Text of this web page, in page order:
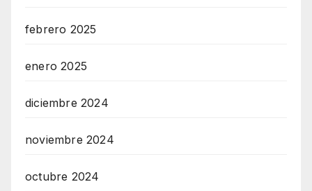
febrero 2025
enero 2025
diciembre 2024
noviembre 2024
octubre 2024